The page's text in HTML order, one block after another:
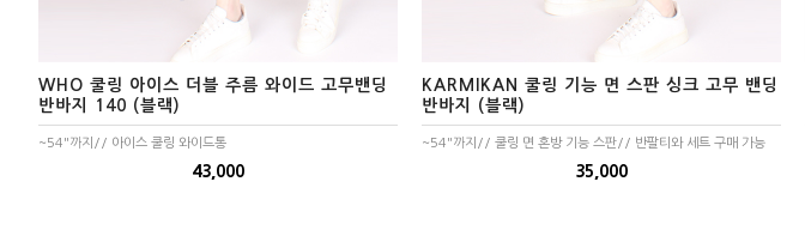
WHO 쿨링 아이스 더블 주름 와이드 고무밴딩
반바지 140 (블랙)
~54"까지// 아이스 쿨링 와이드통
43,000
KARMIKAN 쿨링 기능 면 스판 싱크 고무 밴딩
반바지 (블랙)
~54"까지// 쿨링 면 혼방 기능 스판// 반팔티와 세트 구매 가능
35,000